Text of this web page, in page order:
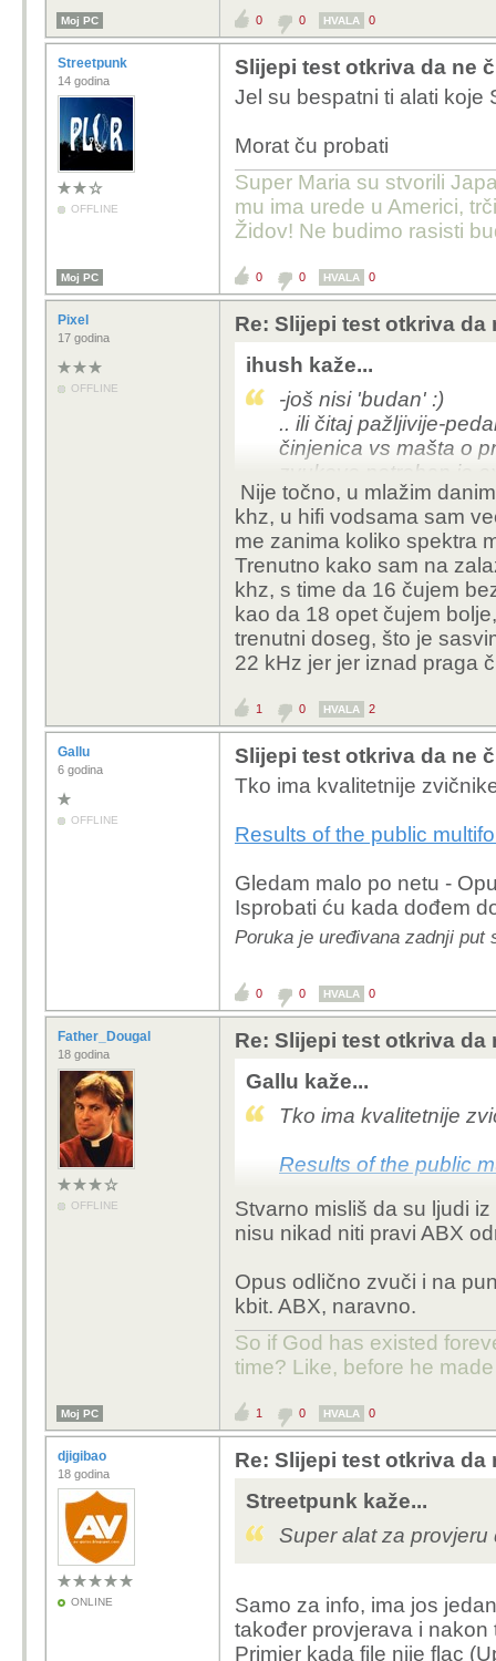
Moj PC 0 0 HVALA 0
Streetpunk
14 godina
OFFLINE
Slijepi test otkriva da ne
Jel su bespatni ti alati koje
Morat ču probati
Super Maria su stvorili
mu ima urede u Americi,
Židov! Ne budimo rasisti
Moj PC 0 0 HVALA 0
Pixel
17 godina
OFFLINE
Re: Slijepi test otkriva da
ihush kaže...
-još nisi 'budan' :)
.. ili čitaj pažljivije-
činjenica vs mašta o
zvukove potreban je
treba čitati .. ili što već
edit: i ne, djeca, osim
granica je postavljena
ovisno o izvoru,
testa, u stvarnosti
sortofspik..) :)
Nije točno, u mlažim
khz, u hifi vodsama sam
me zanima koliko spektra
Trenutno kako sam na
khz, s time da 16 čujem
kao da 18 opet čujem
trenutni doseg, što je
22 kHz jer jer iznad praga
1 0 HVALA 2
Gallu
6 godina
OFFLINE
Slijepi test otkriva da ne
Tko ima kvalitetnije
Results of the public
Gledam malo po netu -
Isprobati ću kada dođem
Poruka je uređivana zadnji put
0 0 HVALA 0
Father_Dougal
18 godina
OFFLINE
Re: Slijepi test otkriva da
Gallu kaže...
Tko ima kvalitetnije
Results of the public
Gledam malo po netu
original. Isprobati ću
Stvarno misliš da su ljudi
nisu nikad niti pravi ABX
Opus odlično zvuči i na
kbit. ABX, naravno.
So if God has existed
time? Like, before he
Moj PC 1 0 HVALA 0
djigibao
18 godina
ONLINE
Re: Slijepi test otkriva da
Streetpunk kaže...
Super alat za
Samo za info, ima jos
također provjerava i nakon
Primjer kada file nije flac